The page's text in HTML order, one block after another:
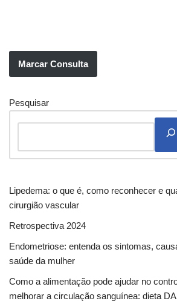
Marcar Consulta
Pesquisar
Lipedema: o que é, como reconhecer e
cirurgião vascular
Retrospectiva 2024
Endometriose: entenda os sintomas,
saúde da mulher
Como a alimentação pode ajudar no
melhorar a circulação sanguínea: dieta